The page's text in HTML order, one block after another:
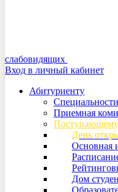
слабовидящих
Вход в личный кабинет
Абитуриенту
Приемная
Поступающему
День
Основная
Дом